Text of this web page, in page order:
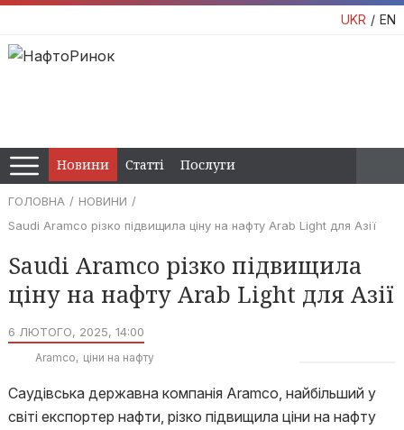
UKR EN
Новини Статті Послуги
ГОЛОВНА
НОВИНИ
Saudi Aramco різко підвищила ціну на нафту Arab Light для Азії
Saudi Aramco різко підвищила
ціну на нафту Arab Light для Азії
6 ЛЮТОГО, 2025, 14:00
Aramco ціни на нафту
Саудівська державна компанія Aramco, найбільший у
світі експортер нафти, різко підвищила ціни на нафту